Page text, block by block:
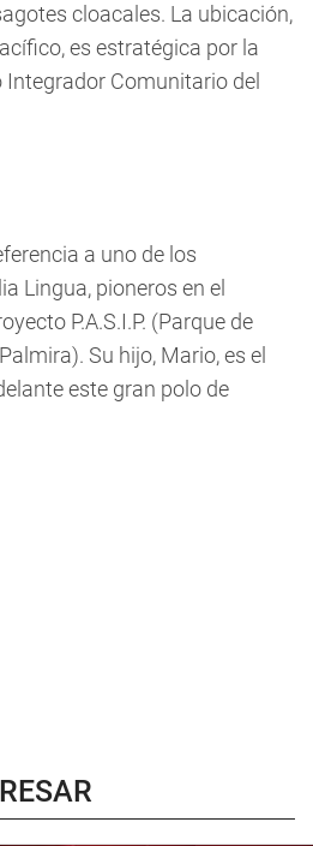
cloacales. La ubicación,
es estratégica por la
Comunitario del
a uno de los
Lingua, pioneros en el
P.A.S.I.P. (Parque de
Su hijo, Mario, es el
este gran polo de